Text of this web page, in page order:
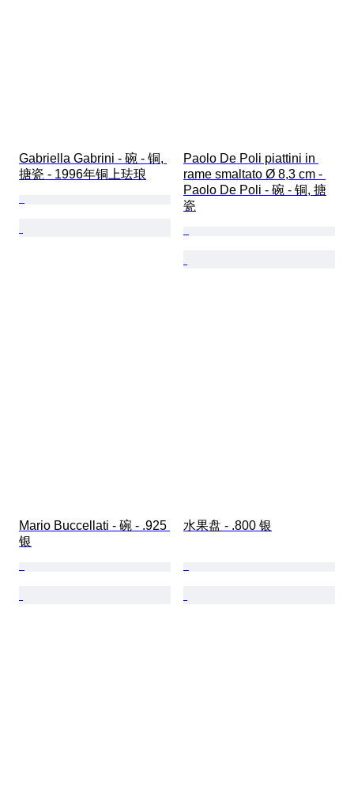
Gabriella Gabrini - 碗 - 铜,
搪瓷 - 1996年铜上珐琅
Paolo De Poli piattini in
rame smaltato Ø 8,3 cm -
Paolo De Poli - 碗 - 铜, 搪
瓷
Mario Buccellati - 碗 - .925
银
水果盘 - .800 银